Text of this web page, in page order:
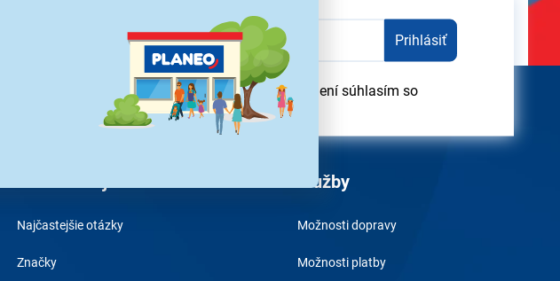
Prihlásiť
Prihlásením na odber obchodných oznámení súhlasím so
spracovaním osobných údajov
Najčastejšie otázky
Značky
Služby
Možnosti dopravy
Možnosti platby